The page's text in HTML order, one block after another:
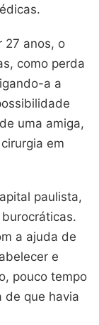
27 anos, o
como perda
a a
uma amiga,
em
paulista,
a ajuda de
e
pouco tempo
de que havia